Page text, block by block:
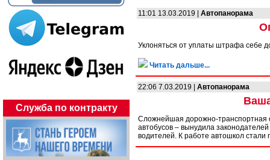
Служба по контракту
11:01 13.03.2019 | Автопанорама
Уклоняться от уплаты штрафа себе
Читать дальше...
22:06 7.03.2019 | Автопанорама
Сложнейшая дорожно-транспортная
автобусов – вынудила законодателей
водителей. К работе автошкол